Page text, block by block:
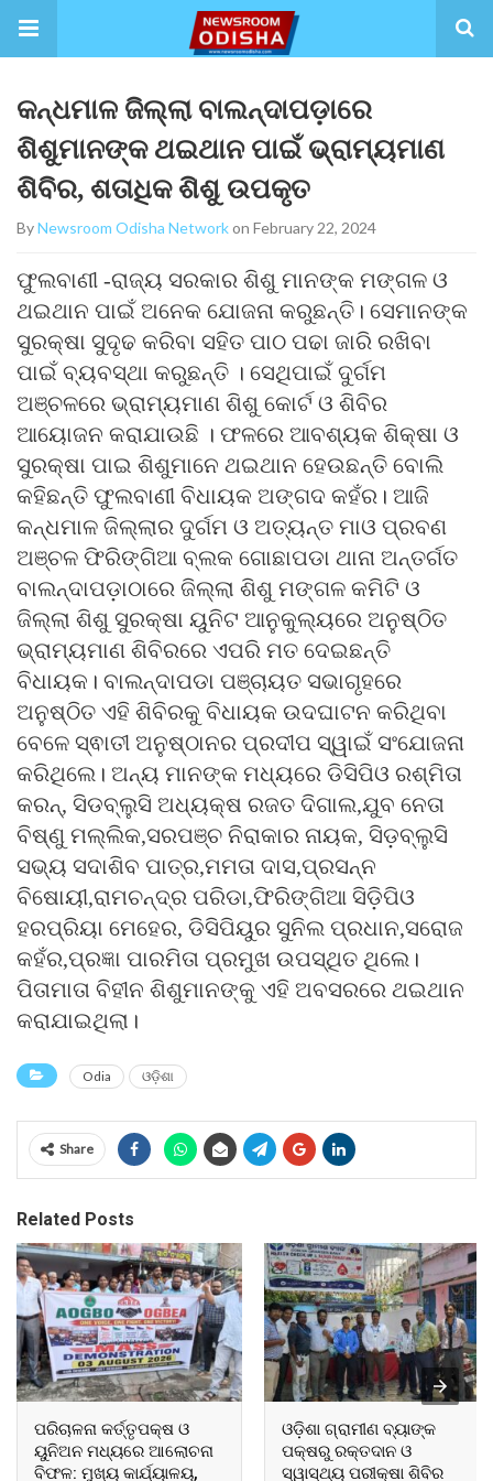
କନ୍ଧମାଳ ଜିଲ୍ଲା ବାଲନ୍ଦାପଡ଼ାରେ
ଶିଶୁମାନଙ୍କ ଥଇଥାନ ପାଇଁ ଭ୍ରାମ୍ୟମାଣ
ଶିବିର, ଶତାଧିକ ଶିଶୁ ଉପକୃତ
ByNewsroom Odisha Networkon February 22, 2024
ଫୁଲବାଣୀ -ରାଜ୍ୟ ସରକାର ଶିଶୁ ମାନଙ୍କ ମଙ୍ଗଳ ଓ
ଥଇଥାନ ପାଇଁ ଅନେକ ଯୋଜନା କରୁଛନ୍ତି। ସେମାନଙ୍କ
ସୁରକ୍ଷା ସୁଦୃଢ କରିବା ସହିତ ପାଠ ପଢା ଜାରି ରଖିବା
ପାଇଁ ବ୍ୟବସ୍ଥା କରୁଛନ୍ତି । ସେଥିପାଇଁ ଦୁର୍ଗମ
ଅଞ୍ଚଳରେ ଭ୍ରାମ୍ୟମାଣ ଶିଶୁ କୋର୍ଟ ଓ ଶିବିର
ଆୟୋଜନ କରାଯାଉଛି । ଫଳରେ ଆବଶ୍ୟକ ଶିକ୍ଷା ଓ
ସୁରକ୍ଷା ପାଇ ଶିଶୁମାନେ ଥଇଥାନ ହେଉଛନ୍ତି ବୋଲି
କହିଛନ୍ତି ଫୁଲବାଣୀ ବିଧାୟକ ଅଙ୍ଗଦ କହଁର। ଆଜି
କନ୍ଧମାଳ ଜିଲ୍ଲାର ଦୁର୍ଗମ ଓ ଅତ୍ୟନ୍ତ ମାଓ ପ୍ରବଣ
ଅଞ୍ଚଳ ଫିରିଙ୍ଗିଆ ବ୍ଲକ ଗୋଛାପଡା ଥାନା ଅନ୍ତର୍ଗତ
ବାଲନ୍ଦାପଡ଼ାଠାରେ ଜିଲ୍ଲା ଶିଶୁ ମଙ୍ଗଳ କମିଟି ଓ
ଜିଲ୍ଲା ଶିଶୁ ସୁରକ୍ଷା ୟୁନିଟ ଆନୁକୁଲ୍ୟରେ ଅନୁଷ୍ଠିତ
ଭ୍ରାମ୍ୟମାଣ ଶିବିରରେ ଏପରି ମତ ଦେଇଛନ୍ତି
ବିଧାୟକ। ବାଲନ୍ଦାପଡା ପଞ୍ଚାୟତ ସଭାଗୃହରେ
ଅନୁଷ୍ଠିତ ଏହି ଶିବିରକୁ ବିଧାୟକ ଉଦଘାଟନ କରିଥିବା
ବେଳେ ସ୍ଵାତୀ ଅନୁଷ୍ଠାନର ପ୍ରଦୀପ ସ୍ୱାଇଁ ସଂଯୋଜନା
କରିଥିଲେ। ଅନ୍ୟ ମାନଙ୍କ ମଧ୍ୟରେ ଡିସିପିଓ ରଶ୍ମିତା
କରନ୍, ସିଡବ୍ଲୁସି ଅଧ୍ୟକ୍ଷ ରଜତ ଦିଗାଲ,ଯୁବ ନେତା
ବିଷ୍ଣୁ ମଲ୍ଲିକ,ସରପଞ୍ଚ ନିରାକାର ନାୟକ, ସିଡ଼ବ୍ଲୁସି
ସଭ୍ୟ ସଦାଶିବ ପାତ୍ର,ମମତା ଦାସ,ପ୍ରସନ୍ନ
ବିଷୋୟୀ,ରାମଚନ୍ଦ୍ର ପରିଡା,ଫିରିଙ୍ଗିଆ ସିଡ଼ିପିଓ
ହରପ୍ରିୟା ମେହେର, ଡିସିପିୟୁର ସୁନିଲ ପ୍ରଧାନ,ସରୋଜ
କହଁର,ପ୍ରଜ୍ଞା ପାରମିତା ପ୍ରମୁଖ ଉପସ୍ଥିତ ଥିଲେ।
ପିତାମାତା ବିହୀନ ଶିଶୁମାନଙ୍କୁ ଏହି ଅବସରରେ ଥଇଥାନ
କରାଯାଇଥିଲା।
Odia ଓଡ଼ିଶା
Share
Related Posts
ପରିଚାଳନା କର୍ତ୍ତୃପକ୍ଷ ଓ
ୟୁନିଅନ ମଧ୍ୟରେ ଆଲୋଚନା
ବିଫଳ: ମୁଖ୍ୟ କାର୍ଯ୍ୟାଳୟ,
ଓଡ଼ିଶା ଗ୍ରାମୀଣ ବ୍ୟାଙ୍କ
ପକ୍ଷରୁ ରକ୍ତଦାନ ଓ
ସ୍ୱାସ୍ଥ୍ୟ ପରୀକ୍ଷା ଶିବିର